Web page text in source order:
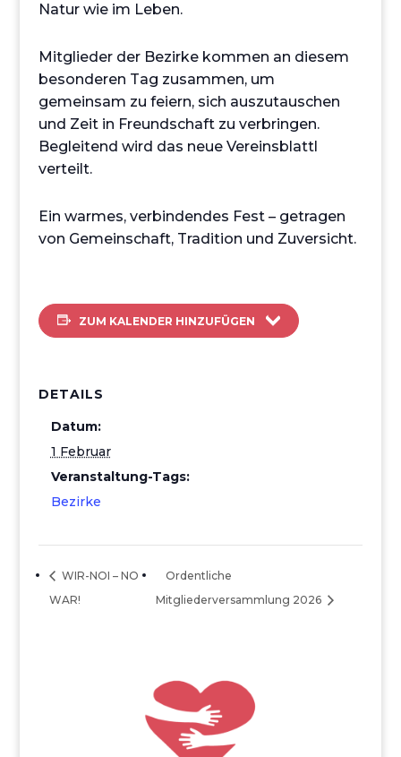
Natur wie im Leben.
Mitglieder der Bezirke kommen an diesem
besonderen Tag zusammen, um
gemeinsam zu feiern, sich auszutauschen
und Zeit in Freundschaft zu verbringen.
Begleitend wird das neue Vereinsblattl
verteilt.
Ein warmes, verbindendes Fest – getragen
von Gemeinschaft, Tradition und Zuversicht.
ZUM KALENDER HINZUFÜGEN
DETAILS
Datum:
1 Februar
Veranstaltung-Tags:
Bezirke
WIR-NOI – NO
WAR!
Ordentliche
Mitgliederversammlung 2026